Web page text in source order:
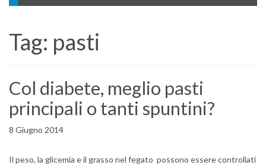
Tag: pasti
Col diabete, meglio pasti
principali o tanti spuntini?
8 Giugno 2014
Il peso, la glicemia e il grasso nel fegato possono essere controllati